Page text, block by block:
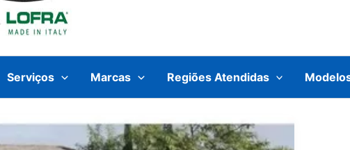
Serviços Marcas Regiões Atendidas